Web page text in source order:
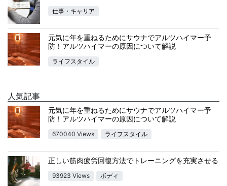
仕事・キャリア
元気に年を重ねるためにサウナでアルツハイマー予
防！アルツハイマーの原因について解説
ライフスタイル
人気記事
元気に年を重ねるためにサウナでアルツハイマー予
防！アルツハイマーの原因について解説
670040 Views ライフスタイル
正しい筋肉疲労回復方法でトレーニングを充実させる
93923 Views ボディ